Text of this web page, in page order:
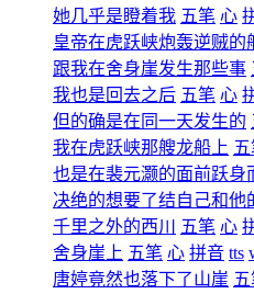
她几乎是瞪着我 五笔 心
皇帝在虎跃峡炮轰逆贼的
跟我在舍身崖发生那些事
我也是回去之后 五笔 心
但的确是在同一天发生的
我在虎跃峡那艘龙船上
也是在裴元灏的面前跃身
决绝的想要了结自己和他
千里之外的西川
五笔 心
舍身崖上 五笔 心 拼音 tts
唐婷竟然也落下了山崖